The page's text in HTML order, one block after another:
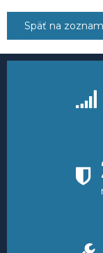
Späť na zoznam